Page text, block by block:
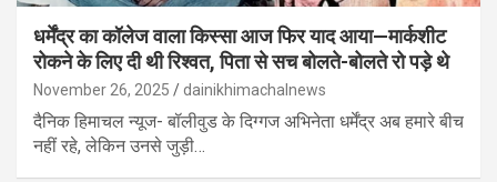
धर्मेंद्र का कॉलेज वाला किस्सा आज फिर याद आया—मार्कशीट
रोकने के लिए दी थी रिश्वत, पिता से सच बोलते-बोलते रो पड़े थे
November 26, 2025 dainikhimachalnews
दैनिक हिमाचल न्यूज- बॉलीवुड के दिग्गज अभिनेता धर्मेंद्र अब हमारे बीच
नहीं रहे, लेकिन उनसे जुड़ी…